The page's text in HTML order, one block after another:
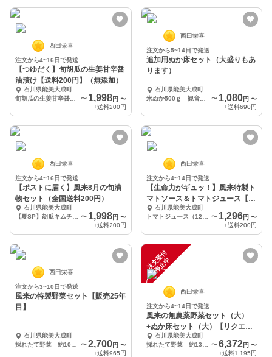
西田栄喜
注文から4~16日で発送
【つゆだく】旬胡瓜の生姜甘辛醤
油漬け【送料200円】（無添加）
石川県能美大成町
〜 1,998円 〜
+送料200円
西田栄喜
注文から5~14日で発送
追加用ぬか床セット（大盛りもあ
ります）
石川県能美大成町
米ぬか500ｇ 観音水500cc+自然塩60g ぬか漬け用野菜（無農薬栽培）
〜 1,080円 〜
+送料690円
西田栄喜
注文から4~16日で発送
【ポストに届く】風来8月の旬漬
物セット（全国送料200円）
石川県能美大成町
〜 1,998円 〜
+送料200円
西田栄喜
注文から4~14日で発送
【生命力がギュッ！】風来特製ト
マトソース＆トマトジュース【送
料200円】
石川県能美大成町
〜 1,296円 〜
+送料200円
西田栄喜
注文から3~10日で発送
風来の特製野菜セット【販売25年
目】
石川県能美大成町
〜 2,700円 〜
+送料965円
注
文
受
付
停
止
中
西田栄喜
注文から4~14日で発送
風来の無農薬野菜セット（大）
+ぬか床セット（大）【リクエス
トにお応えして】
石川県能美大成町
〜6,372円 〜
+送料1,195円